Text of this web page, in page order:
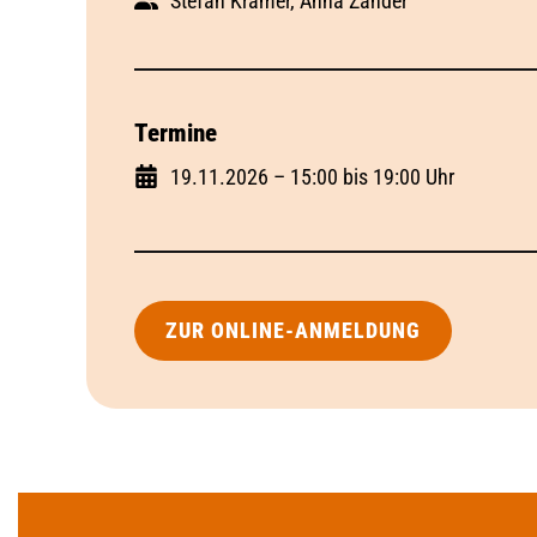
Termine
19.11.2026 – 15:00 bis 19:00 Uhr
ZUR ONLINE-ANMELDUNG